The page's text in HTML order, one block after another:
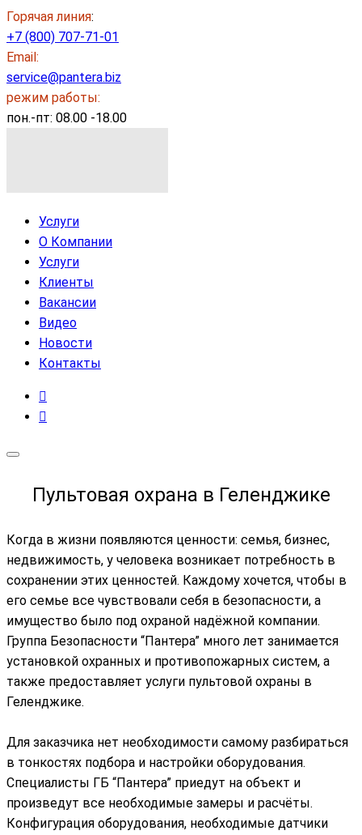
Горячая линия:
+7 (800) 707-71-01
Email:
service@pantera.biz
режим работы:
пон.-пт: 08.00 -18.00
Услуги
О Компании
Услуги
Клиенты
Вакансии
Видео
Новости
Контакты
Пультовая охрана в Геленджике
Когда в жизни появляются ценности: семья, бизнес,
недвижимость, у человека возникает потребность в
сохранении этих ценностей. Каждому хочется, чтобы в
его семье все чувствовали себя в безопасности, а
имущество было под охраной надёжной компании.
Группа Безопасности “Пантера” много лет занимается
установкой охранных и противопожарных систем, а
также предоставляет услуги пультовой охраны в
Геленджике.
Для заказчика нет необходимости самому разбираться
в тонкостях подбора и настройки оборудования.
Специалисты ГБ “Пантера” приедут на объект и
произведут все необходимые замеры и расчёты.
Конфигурация оборудования, необходимые датчики